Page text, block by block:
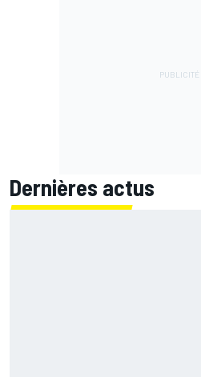
Dernières actus